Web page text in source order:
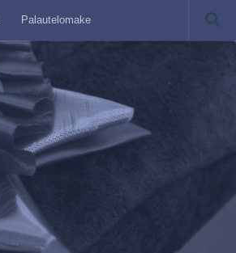
Palautelomake